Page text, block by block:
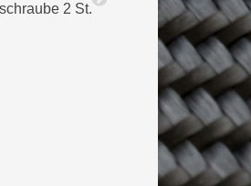
2 St. Querlenker